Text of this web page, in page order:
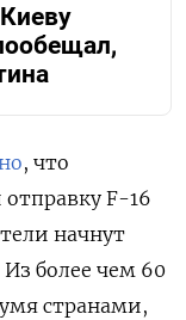
, что
F-16
начнут
Из более чем 60
странами,